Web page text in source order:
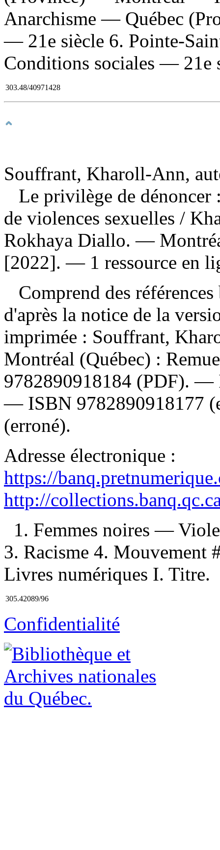
Anarchisme — Québec
— 21e siècle 6. Pointe-
Conditions sociales — 21e
303.48/40971428
Souffrant, Kharoll-Ann,
Le privilège de dénoncer
de violences sexuelles /
Rokhaya Diallo. —
[2022]. — 1 ressource en
Comprend des
d'après la notice de la
imprimée : Souffrant,
Montréal (Québec) :
9782890918184 (PDF). —
— ISBN 9782890918177
(erroné).
Adresse électronique :
https://
http://
1. Femmes noires —
3. Racisme 4. Mouvement
Livres numériques I. Titre.
305.42089/96
Confidentialité